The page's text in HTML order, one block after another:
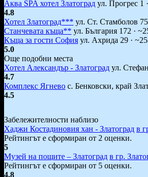
Аква SPA хотел Златоград ул. Прогрес 1
4.8
Хотел Златоград*** ул. Ст. Стамболов
Станчевата къща** ул. България 172 ·
Къща за гости София ул. Ахрида 29 ·
5.0
Oще подобни места
Хотел Александър - Златоград ул.
4.7
Комплекс Ягнево с. Бенковски, край
4.5
Забележителности наблизо
Хаджи Костадиновия хан - Златоград в
Рейтингът е сформиран от 2 оценки.
5
Музей на пощите – Златоград в гр.
Рейтингът е сформиран от 5 оценки.
4.8